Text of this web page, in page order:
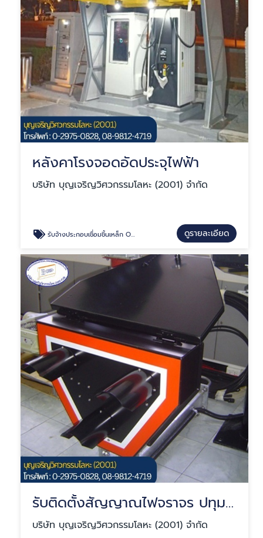
หลังคาโรงจอดอัดประจุไฟฟ้า
บริษัท บุญเจริญวิศวกรรมโลหะ (2001) จำกัด
รับจ้างประกอบเชื่อมชิ้นเหล็ก OEM ดูรายละเอียด
รับติดตั้งสัญญาณไฟจราจร ปทุมธานี
บริษัท บุญเจริญวิศวกรรมโลหะ (2001) จำกัด